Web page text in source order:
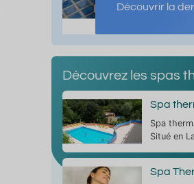
Découvrir la
Découvrez les spas
Spa
Spa
Situé en
Spa